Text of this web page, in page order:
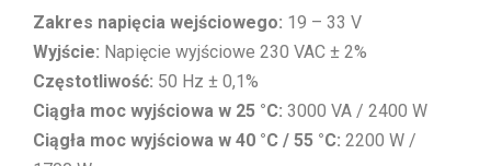
Zakres napięcia wejściowego: 19 – 33 V
Wyjście: Napięcie wyjściowe 230 VAC ± 2%
Częstotliwość: 50 Hz ± 0,1%
Ciągła moc wyjściowa w 25 °C: 3000 VA / 2400 W
Ciągła moc wyjściowa w 40 °C / 55 °C: 2200 W /